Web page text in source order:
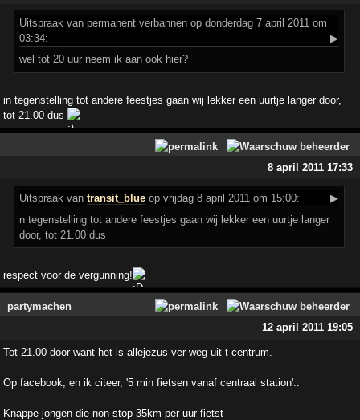
Uitspraak van permanent verbannen op donderdag 7 april 2011 om
03:34:
▶
wel tot 20 uur neem ik aan ook hier?
in tegenstelling tot andere feestjes gaan wij lekker een uurtje langer door,
tot 21.00 dus
8 april 2011 17:33
Uitspraak vantransit_blue op vrijdag 8 april 2011 om 15:00:
▶
n tegenstelling tot andere feestjes gaan wij lekker een uurtje langer
door, tot 21.00 dus
respect voor de vergunning!
partymachen
12 april 2011 19:05
Tot 21.00 door want het is allejezus ver weg uit t centrum.
Op facebook, en ik citeer, '5 min fietsen vanaf centraal station'..
Knappe jongen die non-stop 35km per uur fietst